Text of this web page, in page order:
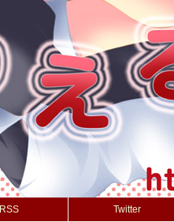
RSS Twitter